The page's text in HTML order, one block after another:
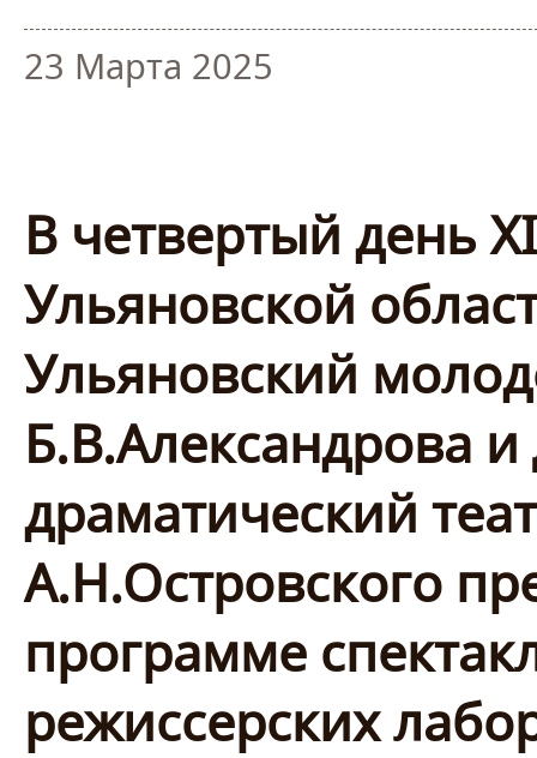
23 Марта 2025
В четвертый день
Ульяновской
Ульяновский
Б.В.Александрова
драматический
А.Н.Островского
программе
режиссерских